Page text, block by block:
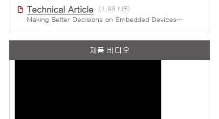
Technical Article
(1.98 MB)
Making Better Decisions on Embedded Devices with Edge Video Analysis (EVA)
제품 비디오